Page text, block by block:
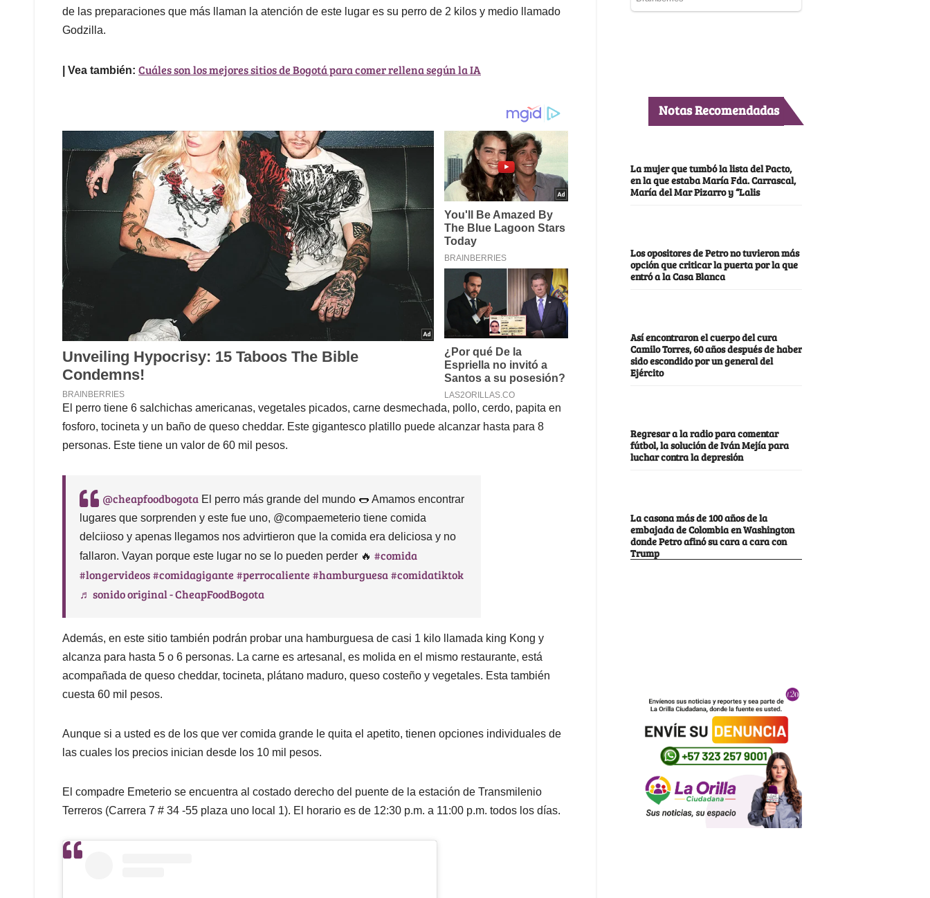
de las preparaciones que más llaman la atención de este lugar es su perro de 2 kilos y medio llamado
Godzilla.
| Vea también: Cuáles son los mejores sitios de Bogotá para comer rellena según la IA
El perro tiene 6 salchichas americanas, vegetales picados, carne desmechada, pollo, cerdo, papita en
fosforo, tocineta y un baño de queso cheddar. Este gigantesco platillo puede alcanzar hasta para 8
personas. Este tiene un valor de 60 mil pesos.
@cheapfoodbogota El perro más grande del mundo 🌭 Amamos encontrar
lugares que sorprenden y este fue uno, @compaemeterio tiene comida
delciioso y apenas llegamos nos advirtieron que la comida era deliciosa y no
fallaron. Vayan porque este lugar no se lo pueden perder 🔥 #comida
#longervideos#comidagigante #perrocaliente #hamburguesa#comidatiktok
♬ sonido original - CheapFoodBogota
Además, en este sitio también podrán probar una hamburguesa de casi 1 kilo llamada king Kong y
alcanza para hasta 5 o 6 personas. La carne es artesanal, es molida en el mismo restaurante, está
acompañada de queso cheddar, tocineta, plátano maduro, queso costeño y vegetales. Esta también
cuesta 60 mil pesos.
Aunque si a usted es de los que ver comida grande le quita el apetito, tienen opciones individuales de
las cuales los precios inician desde los 10 mil pesos.
El compadre Emeterio se encuentra al costado derecho del puente de la estación de Transmilenio
Terreros (Carrera 7 # 34 -55 plaza uno local 1). El horario es de 12:30 p.m. a 11:00 p.m. todos los días.
Notas Recomendadas
La mujer que tumbó la lista del Pacto,
en la que estaba María Fda. Carrascal,
María del Mar Pizarro y “Lalis
Los opositores de Petro no tuvieron más
opción que criticar la puerta por la que
entró a la Casa Blanca
Así encontraron el cuerpo del cura
Camilo Torres, 60 años después de haber
sido escondido por un general del
Ejército
Regresar a la radio para comentar
fútbol, la solución de Iván Mejía para
luchar contra la depresión
La casona más de 100 años de la
embajada de Colombia en Washington
donde Petro afinó su cara a cara con
Trump